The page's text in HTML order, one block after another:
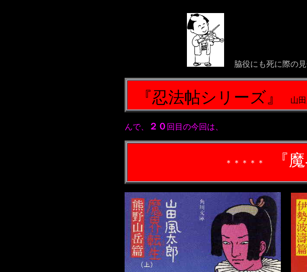
脇役にも死に際の
『忍法帖シリーズ 』 山
んで、 ２０ 回目の今回は、
＊＊＊＊＊ 『